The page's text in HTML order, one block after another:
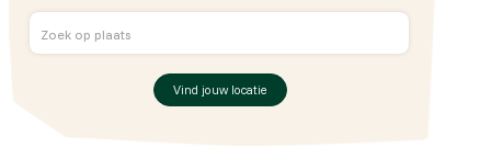
Vind jouw locatie